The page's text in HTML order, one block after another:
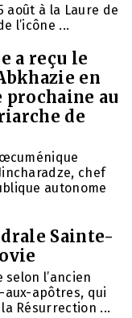
août à la Laure de
l’icône ...
a reçu le
en
prochaine au
de
chef
autonome
Sainte-
selon l’ancien
aux-apôtres, qui
Résurrection ...